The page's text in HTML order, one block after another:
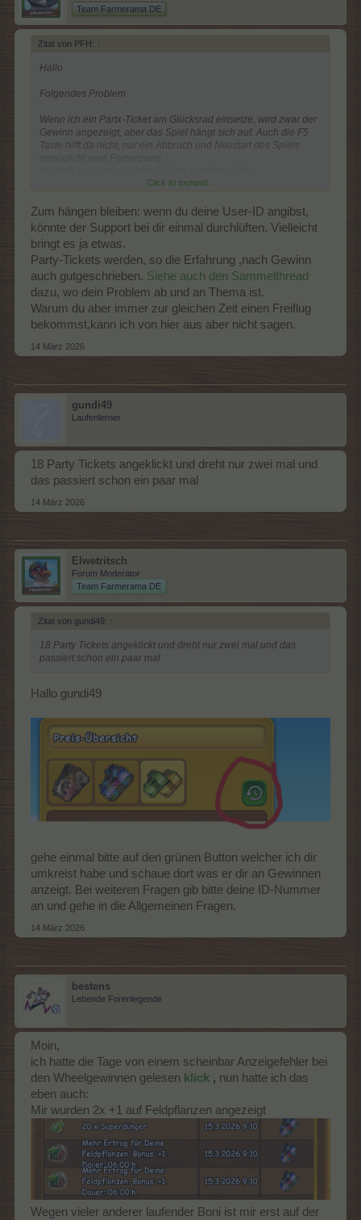
Team Farmerama DE
Zitat von PFH: ↑
Hallo
Folgendes Problem
Wenn ich ein Partx-Ticket am Glücksrad einsetze, wird zwar der
Gewinn angezeigt, aber das Spiel hängt sich auf. Auch die F5
Taste hilft da nicht, nur ein Abbruch und Neustart des Spiels
Zweites Problem
Täglich, vor der Arbeit, bediene ich meine Farm. Täglich, genau
um 06:08 Uhr bricht das Spiel ab und ich lande auf dem
Startbildschirm meines Laptop.
Warum?
Click to expand...
Zum hängen bleiben: wenn du deine User-ID angibst,
könnte der Support bei dir einmal durchlüften. Vielleicht
bringt es ja etwas.
Party-Tickets werden, so die Erfahrung ,nach Gewinn
auch gutgeschrieben. Siehe auch den Sammelthread
dazu, wo dein Problem ab und an Thema ist.
Warum du aber immer zur gleichen Zeit einen Freiflug
bekommst,kann ich von hier aus aber nicht sagen.
14 März 2026
gundi49
Laufenlerner
18 Party Tickets angeklickt und dreht nur zwei mal und
das passiert schon ein paar mal
14 März 2026
Elwetritsch
Forum Moderator
Team Farmerama DE
Zitat von gundi49: ↑
18 Party Tickets angeklickt und dreht nur zwei mal und das
passiert schon ein paar mal
Hallo gundi49
gehe einmal bitte auf den grünen Button welcher ich dir
umkreist habe und schaue dort was er dir an Gewinnen
anzeigt. Bei weiteren Fragen gib bitte deine ID-Nummer
an und gehe in die Allgemeinen Fragen.
14 März 2026
bestens
Lebende Forenlegende
Moin,
ich hatte die Tage von einem scheinbar Anzeigefehler bei
den Wheelgewinnen gelesen klick , nun hatte ich das
eben auch:
Mir wurden 2x +1 auf Feldpflanzen angezeigt
Wegen vieler anderer laufender Boni ist mir erst auf der